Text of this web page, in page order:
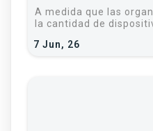
7 Jun, 26
A medida que las
la cantidad de